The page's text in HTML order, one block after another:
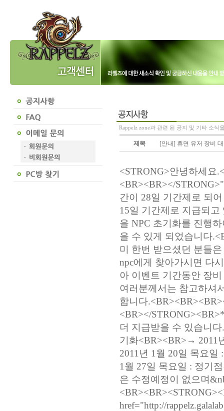
Rappelz zone과 관련 된 공지 및 기타 소식
제목 [안내] 휴면 유저 장비
<STRONG>안녕하세요
<BR><BR></
간이 28일 기간제로 되
15일 기간제로 지급되
을 NPC 초기화를 진행
을 수 있게 되었습니다
미 한번 받으셨던 분들
npc에게 찾아가시면 다
아 이벤트 기간동안 장
여러분께서는 참고하셔
합니다
<BR></
더 지급받을 수 있습니
기화<BR><BR>→ 2011
2011년 1월 20일 목요
1월 27일 목요일 : 정기
은 수정예정이 없으며
href="http://